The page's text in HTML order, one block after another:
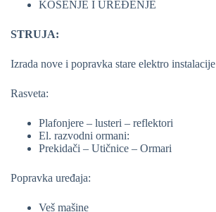
KOŠENJE I UREĐENJE
STRUJA:
Izrada nove i popravka stare elektro instalacije
Rasveta:
Plafonjere – lusteri – reflektori
El. razvodni ormani:
Prekidači – Utičnice – Ormari
Popravka uređaja:
Veš mašine